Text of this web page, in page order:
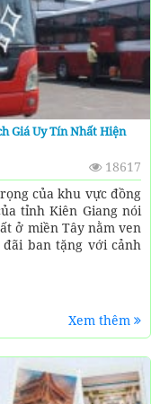
Giá Uy Tín Nhất Hiện
18617
của khu vực đồng
tỉnh Kiên Giang nói
ở miền Tây nằm ven
ban tặng với cảnh
Xem thêm